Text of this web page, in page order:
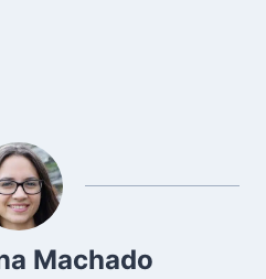
Machado